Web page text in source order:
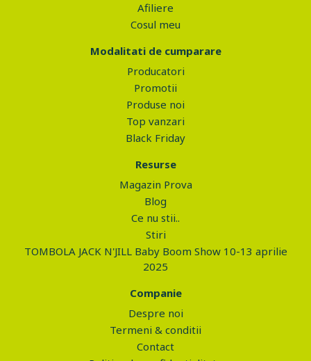
Afiliere
Cosul meu
Modalitati de cumparare
Producatori
Promotii
Produse noi
Top vanzari
Black Friday
Resurse
Magazin Prova
Blog
Ce nu stii..
Stiri
TOMBOLA JACK N'JILL Baby Boom Show 10-13 aprilie
2025
Companie
Despre noi
Termeni & conditii
Contact